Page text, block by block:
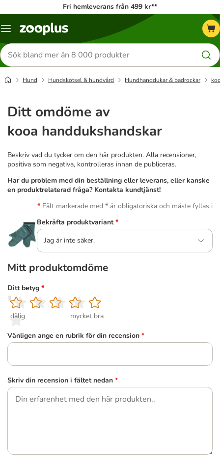
Fri hemleverans från 499 kr**
Katalogmeny
Sök
efter
produkter
Hund Hundskötsel & hundvård Hundhanddukar & badrockar
Ditt omdöme av
kooa handdukshandskar
Beskriv vad du tycker om den här produkten. Alla recensioner,
positiva som negativa, kontrolleras innan de publiceras.
Har du problem med din beställning eller leverans, eller kanske
en produktrelaterad fråga? Kontakta kundtjänst!
Fält markerade med * är obligatoriska och måste fyllas i
Bekräfta produktvariant *
Jag är inte säker.
Mitt produktomdöme
Ditt betyg *
1
dålig
2
3
4
5
mycket bra
Vänligen ange en rubrik för din recension *
Skriv din recension i fältet nedan *